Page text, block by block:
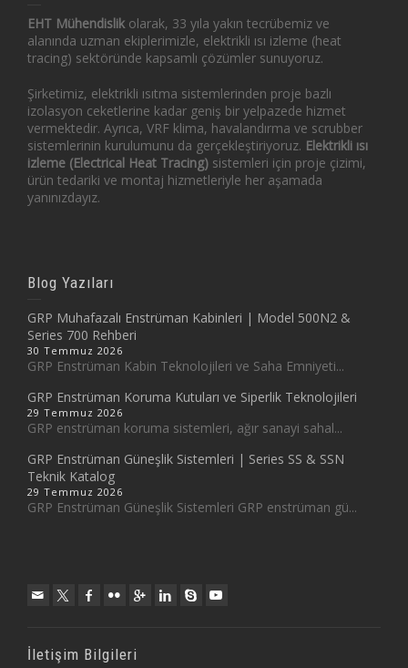
EHT Mühendislikolarak, 33 yıla yakın tecrübemiz ve
alanında uzman ekiplerimizle, elektrikli ısı izleme (heat
tracing) sektöründe kapsamlı çözümler sunuyoruz.
Şirketimiz, elektrikli ısıtma sistemlerinden proje bazlı
izolasyon ceketlerine kadar geniş bir yelpazede hizmet
vermektedir. Ayrıca, VRF klima, havalandırma ve scrubber
sistemlerinin kurulumunu da gerçekleştiriyoruz. Elektrikli ısı
izleme (Electrical Heat Tracing) sistemleri için proje çizimi,
ürün tedariki ve montaj hizmetleriyle her aşamada
yanınızdayız.
Blog Yazıları
GRP Muhafazalı Enstrüman Kabinleri | Model 500N2 &
Series 700 Rehberi
30 Temmuz 2026
GRP Enstrüman Kabin Teknolojileri ve Saha Emniyeti...
GRP Enstrüman Koruma Kutuları ve Siperlik Teknolojileri
29 Temmuz 2026
GRP enstrüman koruma sistemleri, ağır sanayi sahal...
GRP Enstrüman Güneşlik Sistemleri | Series SS & SSN
Teknik Katalog
29 Temmuz 2026
GRP Enstrüman Güneşlik Sistemleri GRP enstrüman gü...
İletişim Bilgileri